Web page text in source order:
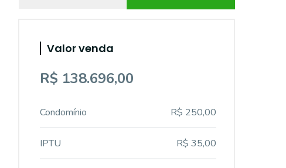
Valor venda
R$ 138.696,00
Condomínio R$ 250,00
IPTU R$ 35,00